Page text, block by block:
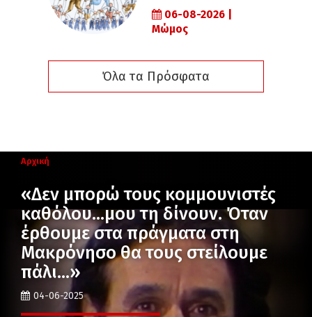
06-08-2026 |
Μώμος
Όλα τα Πρόσφατα
Αρχική
«Δεν μπορώ τους κομμουνιστές
καθόλου…μου τη δίνουν. Όταν
έρθουμε στα πράγματα στη
Μακρόνησο θα τους στείλουμε
πάλι…»
04-06-2025